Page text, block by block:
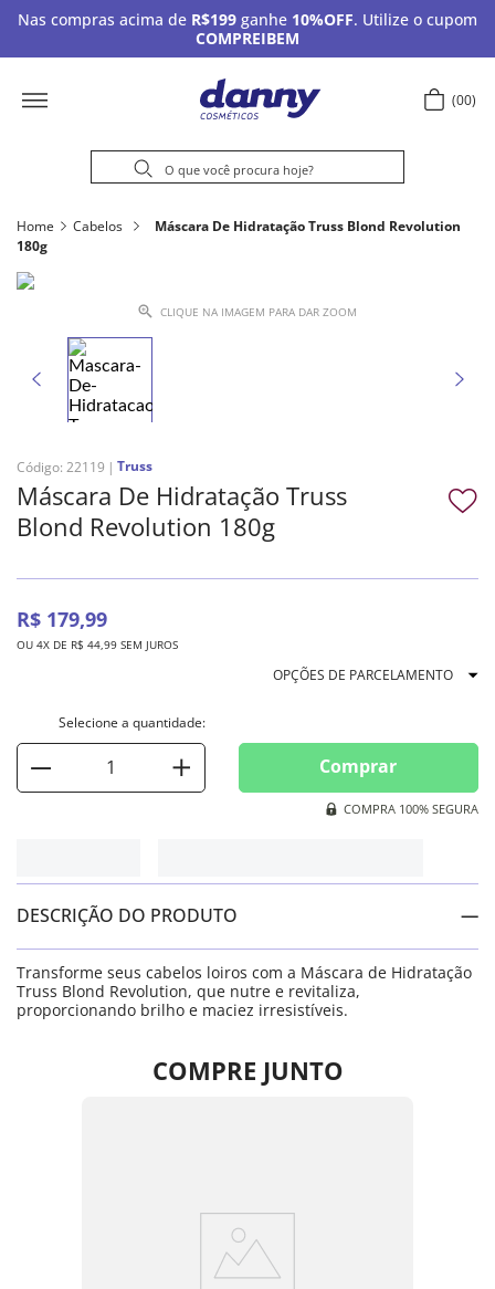
Nas compras acima de R$199 ganhe 10%OFF. Utilize o cupom
COMPREIBEM
00
Home Cabelos
Máscara De Hidratação Truss Blond Revolution
180g
CLIQUE NA IMAGEM PARA DAR ZOOM
Código: 22119 Truss
Máscara De Hidratação Truss
Blond Revolution 180g
R$ 179,99
OU 4X DE R$ 44 99 SEM JUROS
OPÇÕES DE PARCELAMENTO
Comprar
COMPRA 100% SEGURA
DESCRIÇÃO DO PRODUTO
Transforme seus cabelos loiros com a Máscara de Hidratação
Truss Blond Revolution, que nutre e revitaliza,
proporcionando brilho e maciez irresistíveis.
COMPRE JUNTO